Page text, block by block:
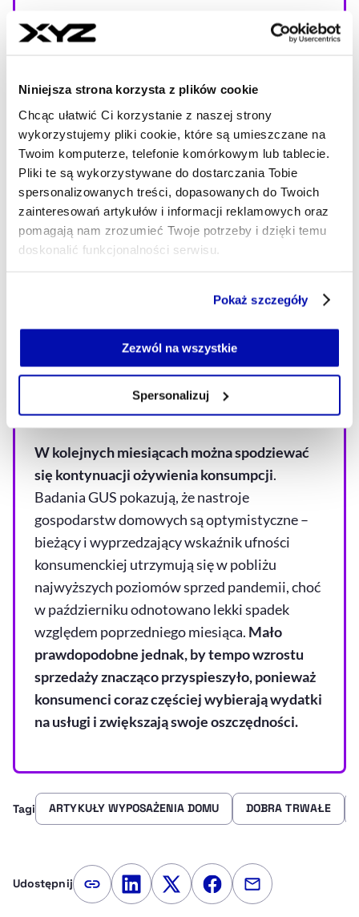
Niniejsza strona korzysta z plików cookie
Chcąc ułatwić Ci korzystanie z naszej strony
wykorzystujemy pliki cookie, które są umieszczane na
Twoim komputerze, telefonie komórkowym lub tablecie.
Pliki te są wykorzystywane do dostarczania Tobie
spersonalizowanych treści, dopasowanych do Twoich
zainteresowań artykułów i informacji reklamowych oraz
pomagają nam zrozumieć Twoje potrzeby i dzięki temu
doskonalić funkcjonalności serwisu.
Jeżeli nie wyrażasz zgody na zapisywanie plików cookie,
możesz łatwo zarządzać swoimi uprawnieniami, np. we
własnej przeglądarce internetowej lub po wybraniu opcji
Pokaż szczegóły
Zezwól na wszystkie
Spersonalizuj
Te wzrosty pokazują, że konsumenci są
Odpowiada za to wzrost realnych dochodów w
ostatnich latach oraz spowolnienie inflacji,
które sprawia, że gospodarstwa domowe
dysponują większymi budżetami i zyskują
poczucie finansowej stabilności.
Co ciekawe, źródła wzrostu sprzedaży różnią
się między kategoriami. W przypadku
spadku cen – sprzedaż w cenach bieżących
stycznia do września. Natomiast w przypadku
artykułów wyposażenia domu ceny pozostały
stabilne, a wzrost sprzedaży to efekt realnego
wzrostu popytu.
W kolejnych miesiącach można spodziewać
się kontynuacji ożywienia konsumpcji.
Badania GUS pokazują, że nastroje
gospodarstw domowych są optymistyczne –
bieżący i wyprzedzający wskaźnik ufności
konsumenckiej utrzymują się w pobliżu
najwyższych poziomów sprzed pandemii, choć
w październiku odnotowano lekki spadek
względem poprzedniego miesiąca. Mało
prawdopodobne jednak, by tempo wzrostu
sprzedaży znacząco przyspieszyło, ponieważ
konsumenci coraz częściej wybierają wydatki
na usługi i zwiększają swoje oszczędności.
Tagi ARTYKUŁY WYPOSAŻENIA DOMU DOBRA TRWAŁE
Udostępnij Kopiuj link artykułu
Udostępnij na LinkedIn
Udostępnij na Twitterze
Udostępnij na
Udostępnij